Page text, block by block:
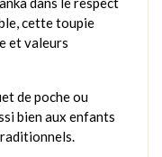
cette toupie
et valeurs
de poche ou
bien aux enfants